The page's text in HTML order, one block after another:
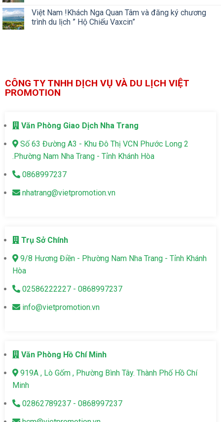
Việt Nam !Khách Nga Quan Tâm và đăng ký chương
trình du lịch ” Hộ Chiếu Vaxcin”
CÔNG TY TNHH DỊCH VỤ VÀ DU LỊCH VIỆT
PROMOTION
Văn Phòng Giao Dịch Nha Trang
Số 63 Đường A3 - Khu Đô Thị VCN Phước Long 2
.Phường Nam Nha Trang - Tỉnh Khánh Hòa
0868997237
nhatrang@vietpromotion.vn
Trụ Sở Chính
9/8 Hương Điền - Phường Nam Nha Trang - Tỉnh Khánh
Hòa
02586222227 - 0868997237
info@vietpromotion.vn
Văn Phòng Hồ Chí Minh
919A , Lò Gốm , Phường Bình Tây. Thành Phố Hồ Chí
Minh
02862789237 - 0868997237